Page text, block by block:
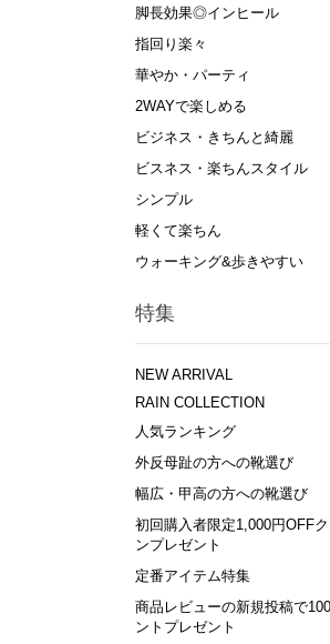
脚長効果◎インヒール
指回り楽々
華やか・パーティ
2WAYで楽しめる
ビジネス・きちんと綺麗
ビスネス・楽ちんスタイル
シンプル
軽くて楽ちん
ウォーキング&歩きやすい
特集
NEW ARRIVAL
RAIN COLLECTION
人気ランキング
外反母趾の方への靴選び
幅広・甲高の方への靴選び
初回購入者限定1,000円OFF
ンプレゼント
定番アイテム特集
商品レビューの新規投稿で
ントプレゼント